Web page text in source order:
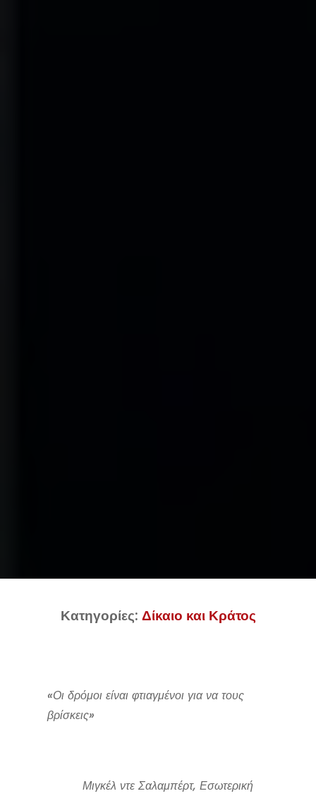
Κατηγορίες: Δίκαιο και Κράτος
«Οι δρόμοι είναι φτιαγμένοι για να τους
βρίσκεις»
Μιγκέλ ντε Σαλαμπέρτ, Εσωτερική